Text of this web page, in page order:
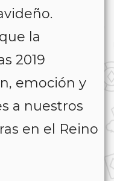
la
2019
emoción y
a nuestros
en el Reino